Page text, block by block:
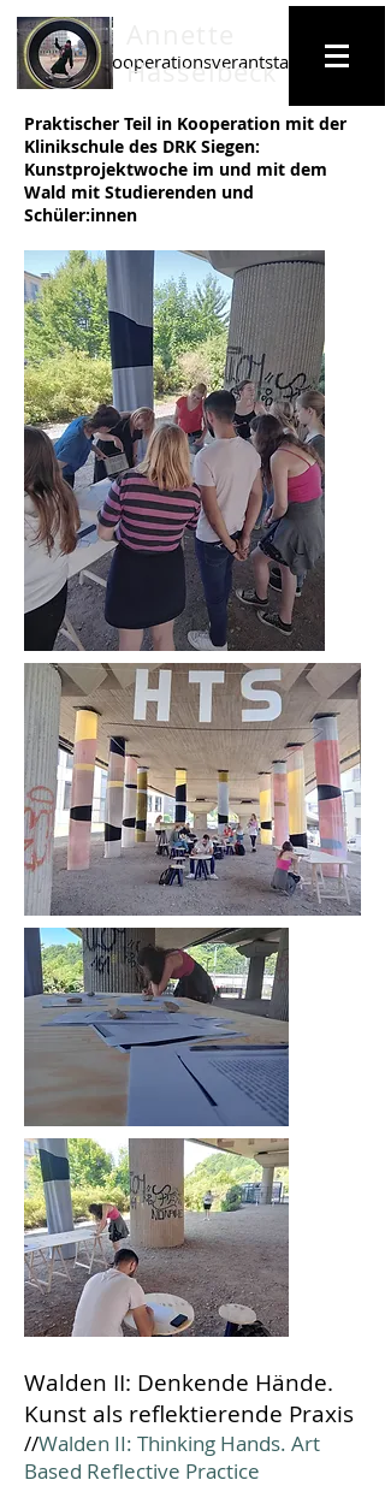
Hasselbeck
Infos zur Kooperationsverantstaltung
Praktischer Teil in Kooperation mit der
Klinikschule des DRK Siegen:
Kunstprojektwoche im und mit dem
Wald mit Studierenden und
Schüler:innen
Walden II: Denkende Hände.
Kunst als reflektierende Praxis
//Walden II: Thinking Hands. Art
Based Reflective Practice